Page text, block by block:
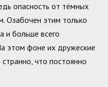
опасность от тёмных
Озабочен этим только
и больше всего
этом фоне их дружеские
что постоянно